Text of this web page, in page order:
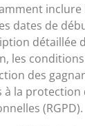
inclure
dates de
détaillée
les
des
la protection
(RGPD).